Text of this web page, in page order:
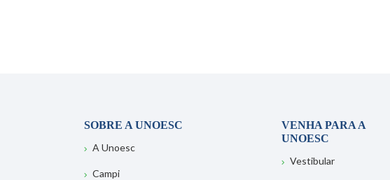
SOBRE A UNOESC
A Unoesc
Campi
VENHA PARA A
UNOESC
Vestibular